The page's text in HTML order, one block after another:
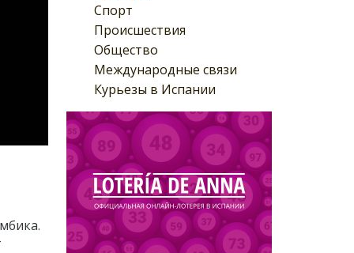
Спорт
Происшествия
Общество
Международные связи
Курьезы в Испании